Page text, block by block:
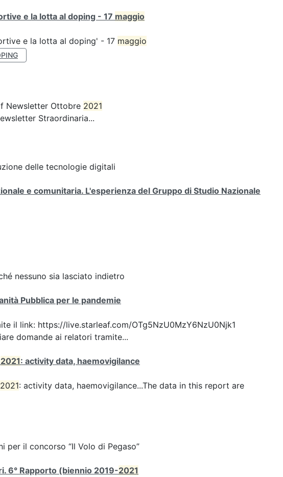
e la lotta al doping - 17 maggio
e la lotta al doping' - 17 maggio
Newsletter Ottobre 2021
Straordinaria...
delle tecnologie digitali
e comunitaria. L'esperienza del Gruppo di Studio Nazionale
nessuno sia lasciato indietro
Pubblica per le pandemie
il link: https://live.starleaf.com/OTg5NzU0MzY6NzU0Njk1
domande ai relatori tramite...
2021: activity data, haemovigilance
2021: activity data, haemovigilance...The data in this report are
per il concorso “Il Volo di Pegaso”
6° Rapporto (biennio 2019-2021